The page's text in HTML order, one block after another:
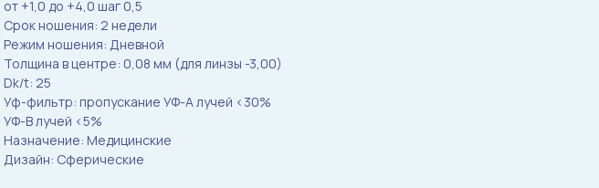
от +1,0 до +4,0 шаг 0,5
Срок ношения: 2 недели
Режим ношения: Дневной
Толщина в центре: 0,08 мм (для линзы -3,00)
Dk/t: 25
Уф-фильтр: пропускание УФ-А лучей <30%
УФ-B лучей <5%
Назначение: Медицинские
Дизайн: Сферические